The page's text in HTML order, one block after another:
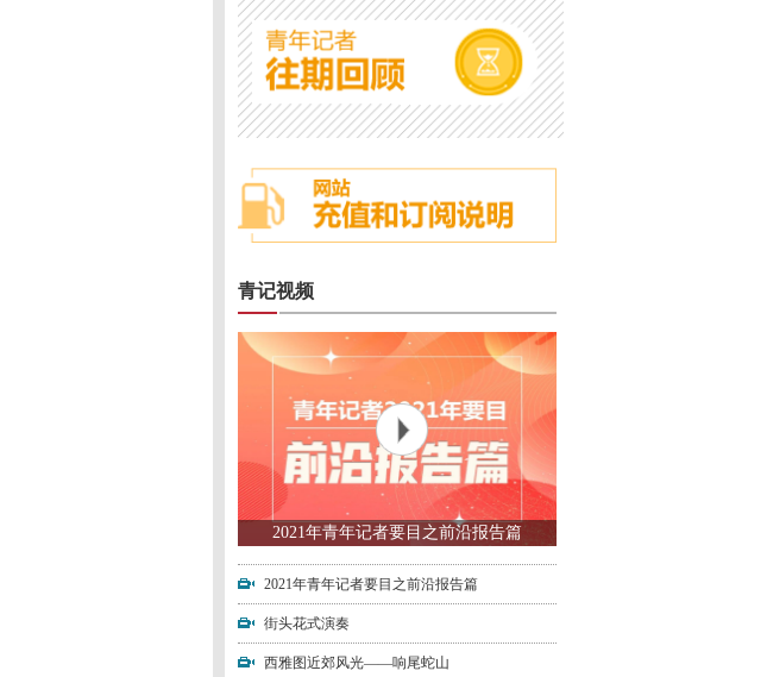
青记视频
2021年青年记者要目之前沿报告篇
2021年青年记者要目之前沿报告篇
街头花式演奏
西雅图近郊风光——响尾蛇山